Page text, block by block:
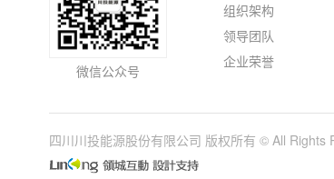
微信公众号
组织架构
领导团队
企业荣誉
四川川投能源股份有限公司 版权所有 © All Rights